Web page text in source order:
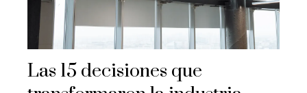
Las 15 decisiones que